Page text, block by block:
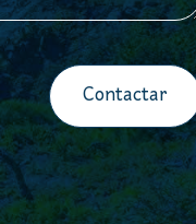
Contactar